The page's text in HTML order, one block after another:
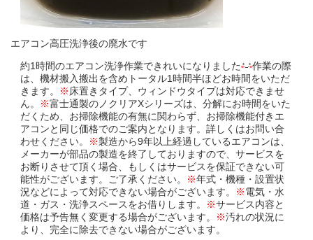
エアコン高圧洗浄後の廃水です
約1時間のエアコン洗浄作業できれいになりました
作業の際
は、機材搬入搬出を含めトータル1時間半ほどお時間をいただ
きます。
※ 床置きタイプ、ウィンドウタイプは対応できませ
ん。
※富士通製のノクリアXシリーズは、分解にお時間をいた
だくため、お掃除機能の有無に関わらず、お掃除機能付きエ
アコンと同じ価格でのご案内となります。詳しくはお問い合
わせください。
※製造から9年以上経過しているエアコンは、
メーカーが部品の製造を終了しておりますので、サービスを
お断りさせて頂く場合、もしくはサービスを保証できない可
能性がございます。ご了承ください。
※年式・機種・設置状
況などによって対応できない場合がございます。
※電気・水
道・ガス・洗浄スペースをお借りします。
※サービス内容と
価格は予告無く変更する場合がございます。
※汚れの状況に
より、完全に除去できない場合がございます。